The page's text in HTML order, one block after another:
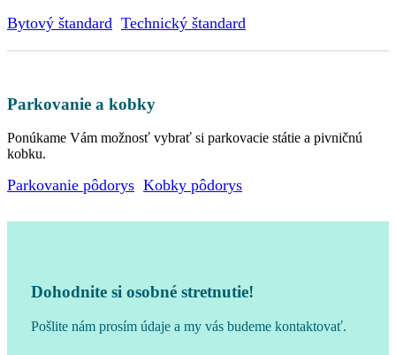
Bytový štandard Technický štandard
Parkovanie a kobky
Ponúkame Vám možnosť vybrať si parkovacie státie a pivničnú
kobku.
Parkovanie pôdorys Kobky pôdorys
Dohodnite si osobné stretnutie!
Pošlite nám prosím údaje a my vás budeme kontaktovať.